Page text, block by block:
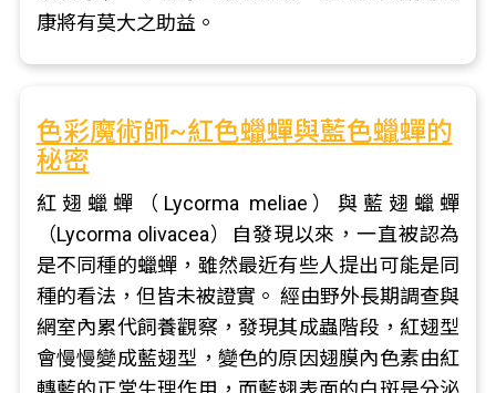
康將有莫大之助益。
色彩魔術師~紅色蠟蟬與藍色蠟蟬的
秘密
紅翅蠟蟬（Lycorma meliae）與藍翅蠟蟬
（Lycorma olivacea）自發現以來，一直被認為
是不同種的蠟蟬，雖然最近有些人提出可能是同
種的看法，但皆未被證實。 經由野外長期調查與
網室內累代飼養觀察，發現其成蟲階段，紅翅型
會慢慢變成藍翅型，變色的原因翅膜內色素由紅